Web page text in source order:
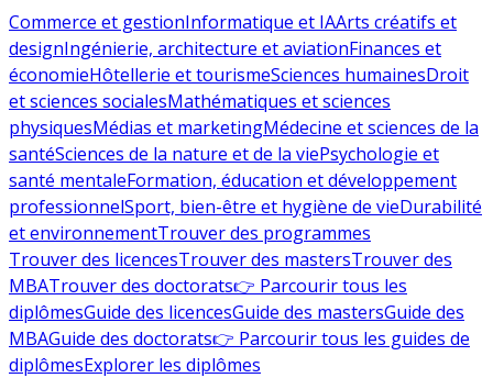
Commerce et gestionInformatique et IAArts créatifs et
designIngénierie, architecture et aviationFinances et
économieHôtellerie et tourismeSciences humainesDroit
et sciences socialesMathématiques et sciences
physiquesMédias et marketingMédecine et sciences de la
santéSciences de la nature et de la viePsychologie et
santé mentaleFormation, éducation et développement
professionnelSport, bien-être et hygiène de vieDurabilité
et environnementTrouver des programmes
Trouver des licencesTrouver des mastersTrouver des
MBATrouver des doctorats👉 Parcourir tous les
diplômesGuide des licencesGuide des mastersGuide des
MBAGuide des doctorats👉 Parcourir tous les guides de
diplômesExplorer les diplômes